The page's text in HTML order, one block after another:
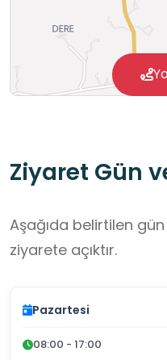
Ziyaret Gün
Aşağıda belirtilen
ziyarete açıktır.
Pazartesi
08:00 - 17:00